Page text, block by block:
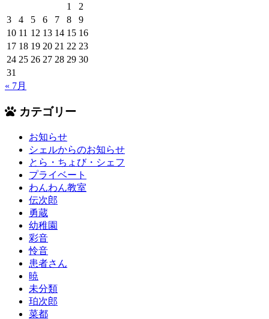
1
2
3
4 5 6 7 8
9
10 11 12 13 14 15 16
17 18 19 20 21 22 23
24 25 26 27 28 29 30
31
« 7月
カテゴリー
お知らせ
シェルからのお知らせ
とら・ちょび・シェフ
プライベート
わんわん教室
伝次郎
勇蔵
幼稚園
彩音
怜音
患者さん
暁
未分類
珀次郎
菜都